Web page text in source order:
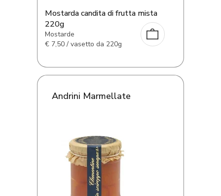
Mostarda candita di frutta mista
220g
Mostarde
€ 7,50 / vasetto da 220g
Andrini Marmellate